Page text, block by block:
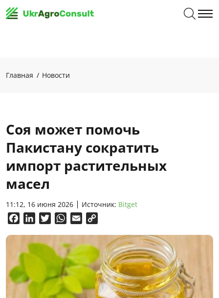
Главная Новости
Соя может помочь
Пакистану сократить
импорт растительных
масел
11:12, 16 июня 2026 Источник: Вitget
FacebookLinkedInTwitterWhatsApp
Email